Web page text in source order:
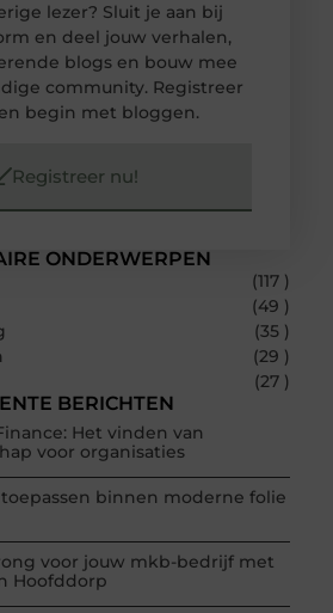
ONDERWERPEN
(117 )
(49 )
(35 )
(29 )
(27 )
BERICHTEN
Het vinden van
voor organisaties
binnen moderne folie
voor jouw mkb-bedrijf met
Hoofddorp
lezer? Sluit je aan bij
en deel jouw verhalen,
blogs en bouw mee
community. Registreer
begin met bloggen.
Registreer nu!